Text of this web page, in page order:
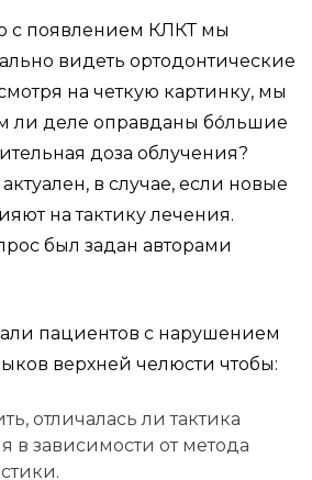
с появлением КЛКТ мы
видеть ортодонтические
на четкую картинку, мы
ли деле оправданы бо́льшие
доза облучения?
в случае, если новые
на тактику лечения.
был задан авторами
пациентов с нарушением
верхней челюсти чтобы:
отличалась ли тактика
в зависимости от метода